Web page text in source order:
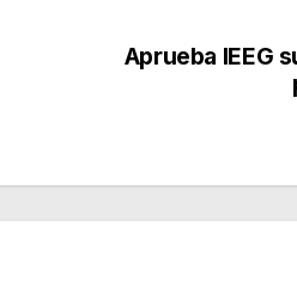
Aprueba IEEG